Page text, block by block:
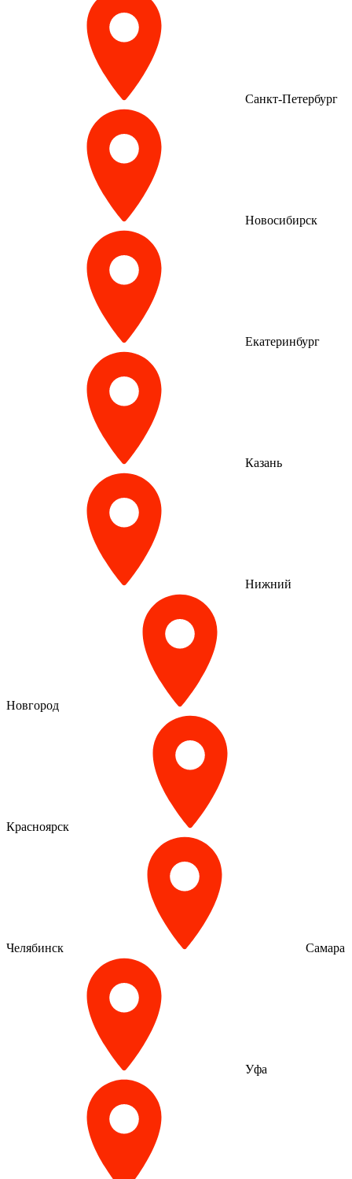
Санкт-Петербург
Новосибирск
Екатеринбург
Казань
Нижний
Новгород
Красноярск
Челябинск Самара
Уфа